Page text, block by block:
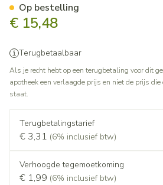
€ 15,48
Terugbetaalbaar
Als je recht hebt op een terugbetaling voor dit
apotheek een verlaagde prijs en niet de prijs
staat.
Terugbetalingstarief
€ 3,31 (6% inclusief btw)
Verhoogde tegemoetkoming
€ 1,99 (6% inclusief btw)
Op bestelling